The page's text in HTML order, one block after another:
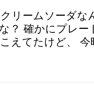
リームソーダな
？ 確かにプレ
えてたけど、